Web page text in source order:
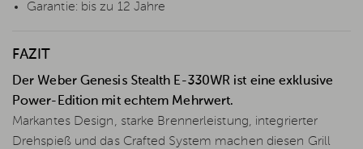
Garantie: bis zu 12 Jahre
FAZIT
Der Weber Genesis Stealth E-330WR ist eine exklusive
Power-Edition mit echtem Mehrwert.
Markantes Design, starke Brennerleistung, integrierter
Drehspieß und das Crafted System machen diesen Grill